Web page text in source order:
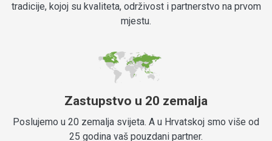
tradicije, kojoj su kvaliteta, održivost i partnerstvo na prvom
mjestu.
Zastupstvo u 20 zemalja
Poslujemo u 20 zemalja svijeta. A u Hrvatskoj smo više od
25 godina vaš pouzdani partner.